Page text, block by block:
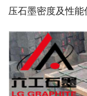
压石墨密度及性能